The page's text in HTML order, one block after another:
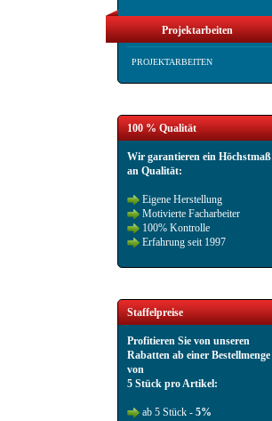
Projektarbeiten
PROJEKTARBEITEN
100 % Qualität
Wir garantieren ein Höchstmaß
an Qualität:
Eigene Herstellung
Motivierte Facharbeiter
100% Kontrolle
Erfahrung seit 1997
Staffelpreise
Profitieren Sie von unseren
Rabatten ab einer Bestellmenge
von
5 Stück pro Artikel:
ab 5 Stück - 5%